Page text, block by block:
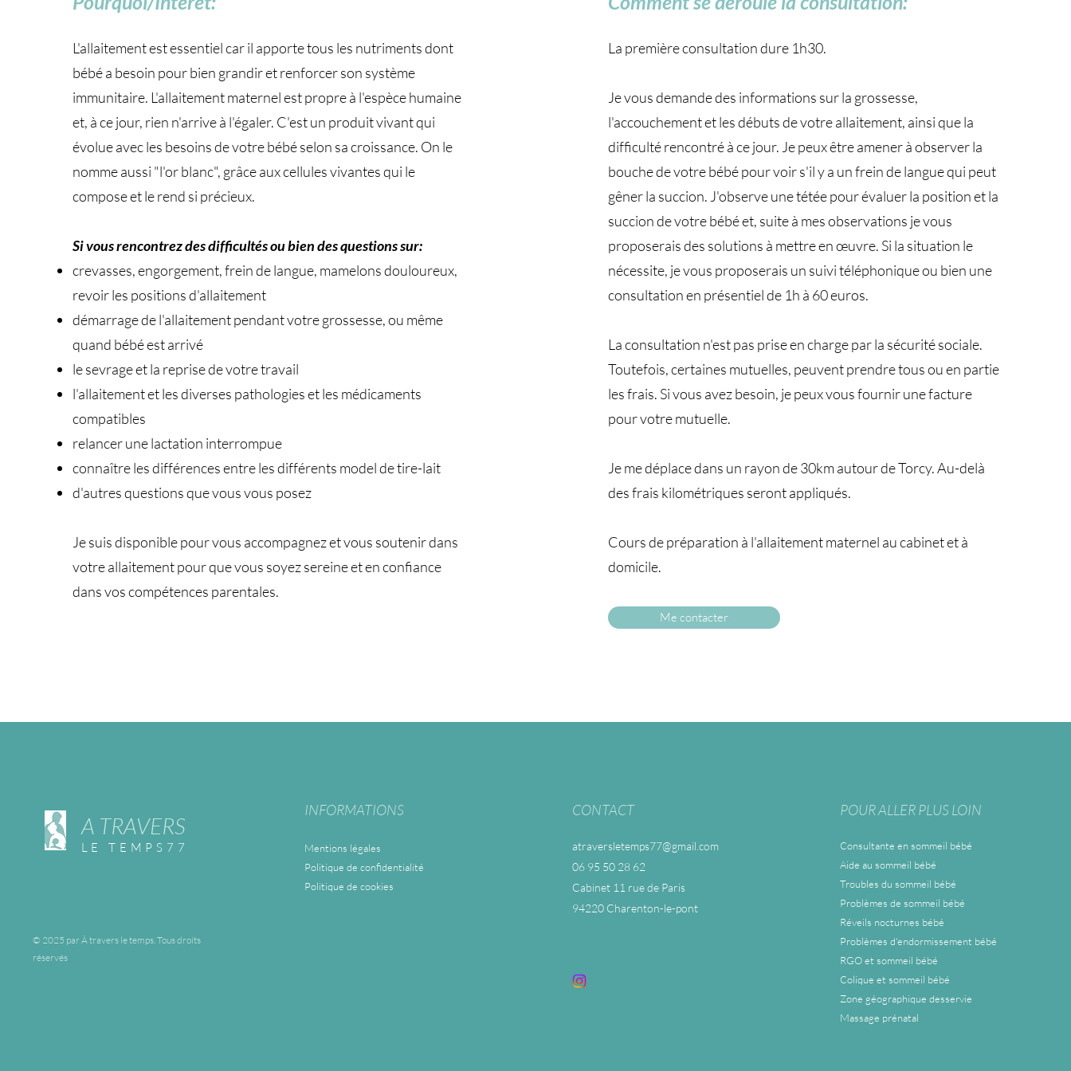
L'allaitement est essentiel car il apporte tous les nutriments dont
bébé a besoin pour bien grandir et renforcer son système
immunitaire. L'allaitement maternel est propre à l'espèce humaine
et, à ce jour, rien n'arrive à l'égaler. C'est un produit vivant qui
évolue avec les besoins de votre bébé selon sa croissance. On le
nomme aussi "l'or blanc", grâce aux cellules vivantes qui le
compose et le rend si précieux.
Si vous rencontrez des difficultés ou bien des questions sur:
crevasses, engorgement, frein de langue, mamelons douloureux,
revoir les positions d'allaitement
démarrage de l'allaitement pendant votre grossesse, ou même
quand bébé est arrivé
le sevrage et la reprise de votre travail
l'allaitement et les diverses pathologies et les médicaments
compatibles
relancer une lactation interrompue
connaître les différences entre les différents model de tire-lait
d'autres questions que vous vous posez
Je suis disponible pour vous accompagnez et vous soutenir dans
votre allaitement pour que vous soyez sereine et en confiance
dans vos compétences parentales.
La première consultation dure 1h30.
Je vous demande des informations sur la grossesse,
l'accouchement et les débuts de votre allaitement, ainsi que la
difficulté rencontré à ce jour. Je peux être amener à observer la
bouche de votre bébé pour voir s'il y a un frein de langue qui peut
gêner la succion. J'observe une tétée pour évaluer la position et la
succion de votre bébé et, suite à mes observations je vous
proposerais des solutions à mettre en œuvre. Si la situation le
nécessite, je vous proposerais un suivi téléphonique ou bien une
consultation en présentiel de 1h à 60 euros.
La consultation n'est pas prise en charge par la sécurité sociale.
Toutefois, certaines mutuelles, peuvent prendre tous ou en partie
les frais. Si vous avez besoin, je peux vous fournir une facture
pour votre mutuelle.
Je me déplace dans un rayon de 30km autour de Torcy. Au-delà
des frais kilométriques seront appliqués.
Cours de préparation à l'allaitement maternel au cabinet et à
domicile.
Me contacter
LE TEMPS77
A TRAVERS
© 2025 par À travers le temps. Tous droits
réservés
INFORMATIONS
Mentions légales
Politique de confidentialité
Politique de cookies
CONTACT
atraversletemps77@gmail.com
06 95 50 28 62
Cabinet 11 rue de Paris
94220 Charenton-le-pont
POUR ALLER PLUS LOIN
Consultante en sommeil bébé
Aide au sommeil bébé
Troubles du sommeil bébé
Problèmes de sommeil bébé
Réveils nocturnes bébé
Problèmes d'endormissement bébé
RGO et sommeil bébé
Colique et sommeil bébé
Zone géographique desservie
Massage prénatal